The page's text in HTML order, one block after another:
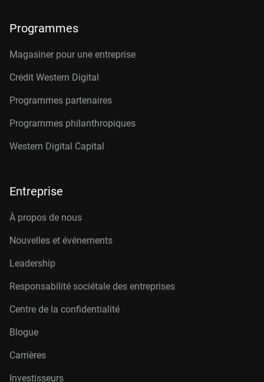
Programmes
Magasiner pour une entreprise
Crédit Western Digital
Programmes partenaires
Programmes philanthropiques
Western Digital Capital
Entreprise
À propos de nous
Nouvelles et événements
Leadership
Responsabilité sociétale des entreprises
Centre de la confidentialité
Blogue
Carrières
Investisseurs